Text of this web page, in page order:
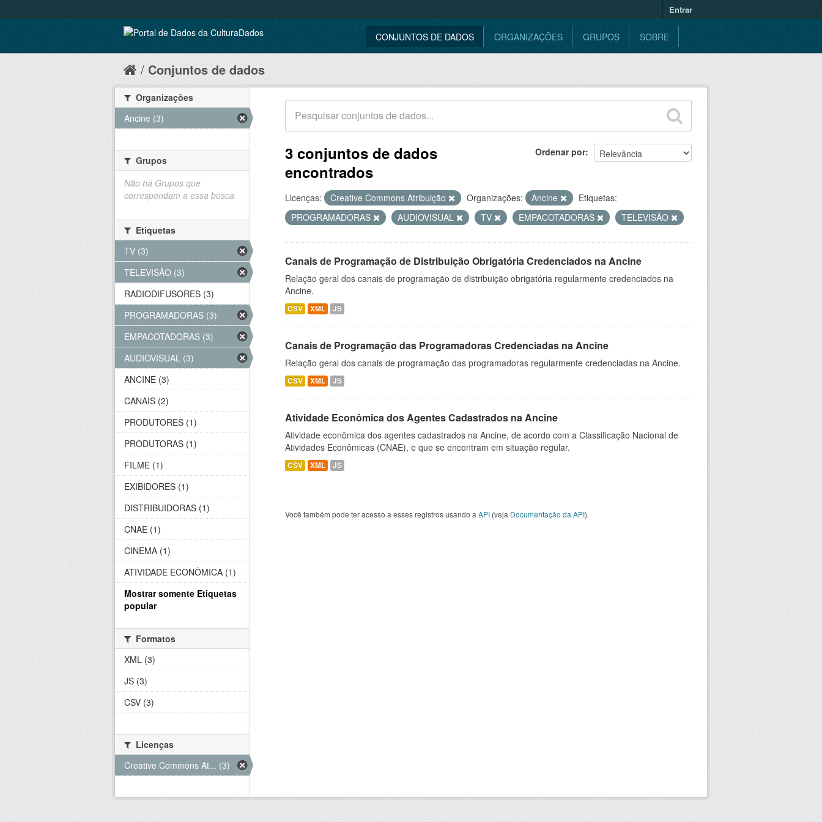
Entrar
CONJUNTOS DE DADOS ORGANIZAÇÕES GRUPOS SOBRE
Conjuntos de dados
Ordenar por
3 conjuntos de dados
encontrados
Licenças: Creative Commons Atribuição Organizações: Ancine
Etiquetas:
PROGRAMADORAS
AUDIOVISUAL TV EMPACOTADORAS TELEVISÃO
Canais de Programação de Distribuição Obrigatória Credenciados na Ancine
Relação geral dos canais de programação de distribuição obrigatória regularmente credenciados na
Ancine.
CSV XML JS
Canais de Programação das Programadoras Credenciadas na Ancine
Relação geral dos canais de programação das programadoras regularmente credenciadas na Ancine.
CSV XML JS
Atividade Econômica dos Agentes Cadastrados na Ancine
Atividade econômica dos agentes cadastrados na Ancine, de acordo com a Classificação Nacional de
Atividades Econômicas (CNAE), e que se encontram em situação regular.
CSV XML JS
Você também pode ter acesso a esses registros usando a API (veja Documentação da API).
Organizações
Ancine (3)
Grupos
Não há Grupos que
correspondam a essa busca
Etiquetas
TV (3)
TELEVISÃO (3)
RADIODIFUSORES (3)
PROGRAMADORAS (3)
EMPACOTADORAS (3)
AUDIOVISUAL (3)
ANCINE (3)
CANAIS (2)
PRODUTORES (1)
PRODUTORAS (1)
FILME (1)
EXIBIDORES (1)
DISTRIBUIDORAS (1)
CNAE (1)
CINEMA (1)
ATIVIDADE ECONÔMICA (1)
Mostrar somente Etiquetas
popular
Formatos
XML (3)
JS (3)
CSV (3)
Licenças
Creative Commons At... (3)